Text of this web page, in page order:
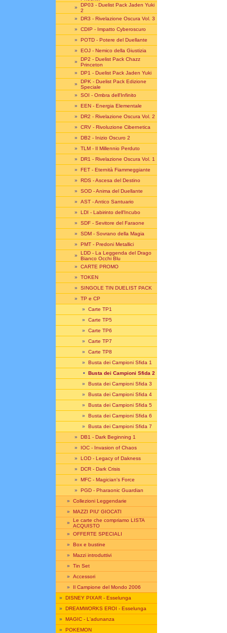
» DP03 - Duelist Pack Jaden Yuki
2
» DR3 - Rivelazione Oscura Vol. 3
» CDIP - Impatto Cyberoscuro
» POTD - Potere del Duellante
» EOJ - Nemico della Giustizia
» DP2 - Duelist Pack Chazz
Princeton
» DP1 - Duelist Pack Jaden Yuki
» DPK - Duelist Pack Edizione
Speciale
» SOI - Ombra dell'Infinito
» EEN - Energia Elementale
» DR2 - Rivelazione Oscura Vol. 2
» CRV - Rivoluzione Cibernetica
» DB2 - Inizio Oscuro 2
» TLM - Il Millennio Perduto
» DR1 - Rivelazione Oscura Vol. 1
» FET - Eternità Fiammeggiante
» RDS - Ascesa del Destino
» SOD - Anima del Duellante
» AST - Antico Santuario
» LDI - Labirinto dell'Incubo
» SDF - Sevitore del Faraone
» SDM - Sovrano della Magia
» PMT - Predoni Metallici
» LDD - La Leggenda del Drago
Bianco Occhi Blu
» CARTE PROMO
» TOKEN
» SINGOLE TIN DUELIST PACK
» TP e CP
» Carte TP1
» Carte TP5
» Carte TP6
» Carte TP7
» Carte TP8
» Busta dei Campioni Sfida 1
• Busta dei Campioni Sfida 2
» Busta dei Campioni Sfida 3
» Busta dei Campioni Sfida 4
» Busta dei Campioni Sfida 5
» Busta dei Campioni Sfida 6
» Busta dei Campioni Sfida 7
» DB1 - Dark Beginning 1
» IOC - Invasion of Chaos
» LOD - Legacy of Dakness
» DCR - Dark Crisis
» MFC - Magician's Force
» PGD - Pharaonic Guardian
» Collezioni Leggendarie
» MAZZI PIU' GIOCATI
» Le carte che compriamo LISTA
ACQUISTO
» OFFERTE SPECIALI
» Box e bustine
» Mazzi introduttivi
» Tin Set
» Accessori
» Il Campione del Mondo 2006
» DISNEY PIXAR - Esselunga
» DREAMWORKS EROI - Esselunga
» MAGIC - L'adunanza
» POKEMON